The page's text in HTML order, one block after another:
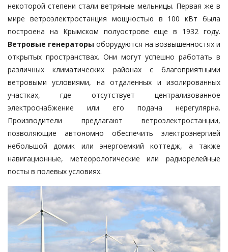
некоторой степени стали ветряные мельницы. Первая же в
мире ветроэлектростанция мощностью в 100 кВт была
построена на Крымском полуострове еще в 1932 году.
Ветровые генераторы оборудуются на возвышенностях и
открытых пространствах. Они могут успешно работать в
различных климатических районах с благоприятными
ветровыми условиями, на отдаленных и изолированных
участках, где отсутствует централизованное
электроснабжение или его подача нерегулярна.
Производители предлагают ветроэлектростанции,
позволяющие автономно обеспечить электроэнергией
небольшой домик или энергоемкий коттедж, а также
навигационные, метеорологические или радиорелейные
посты в полевых условиях.